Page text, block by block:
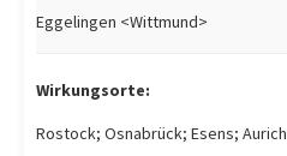
Eggelingen <Wittmund>
Wirkungsorte:
Rostock; Osnabrück; Esens; Aurich